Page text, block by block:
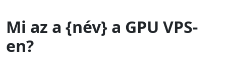
Mi az a {név} a GPU VPS-
en?